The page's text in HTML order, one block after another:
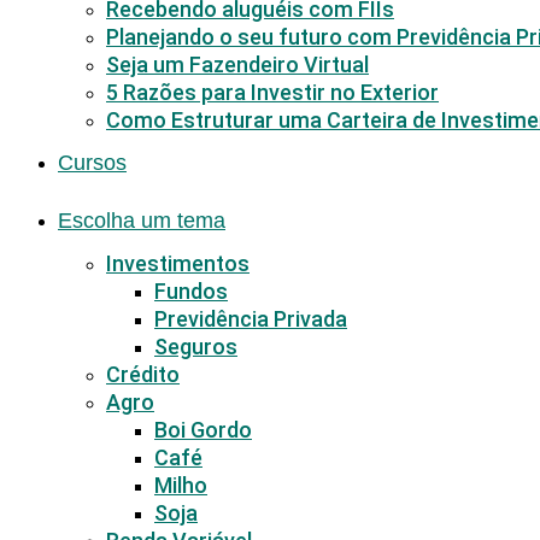
Recebendo aluguéis com FIIs
Planejando o seu futuro com Previdência
Seja um Fazendeiro Virtual
5 Razões para Investir no Exterior
Como Estruturar uma Carteira de
Cursos
Escolha um tema
Investimentos
Fundos
Previdência Privada
Seguros
Crédito
Agro
Boi Gordo
Café
Milho
Soja